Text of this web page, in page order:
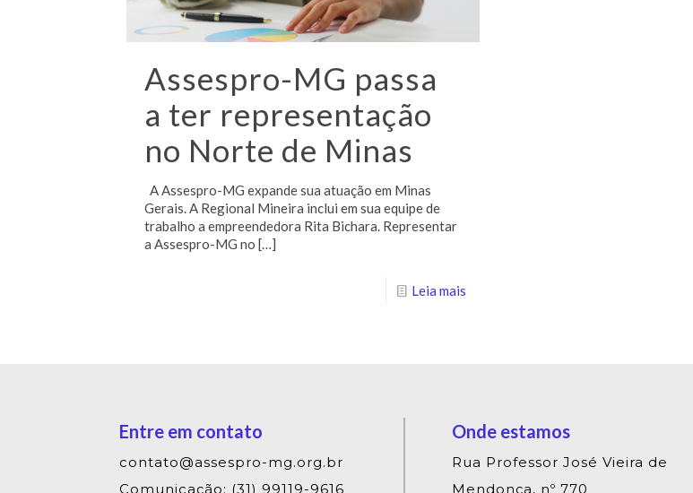
Assespro-MG passa
a ter representação
no Norte de Minas
A Assespro-MG expande sua atuação em Minas
Gerais. A Regional Mineira inclui em sua equipe de
trabalho a empreendedora Rita Bichara. Representar
a Assespro-MG no […]
Leia mais
Entre em contato
contato@assespro-mg.org.br
Comunicação: (31) 99119-9616
Onde estamos
Rua Professor José Vieira de
Mendonça, nº 770